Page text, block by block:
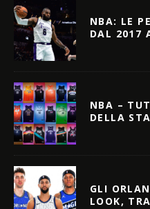
NBA: LE
DAL 2017
NBA –
DELLA
GLI
LOOK,